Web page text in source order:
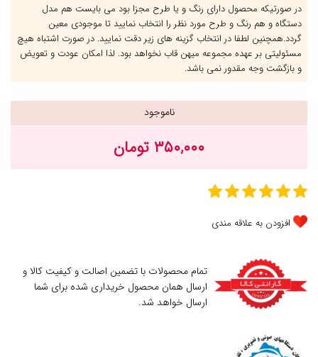
در صورتیکه محصول دارای رنگ و یا طرح مجزا بود می بایست هم مدل
دستگاه و هم رنگ و طرح مورد نظر را انتخاب نمایید تا موجودی معین
گردد.همچنین لطفا در انتخاب گزینه های زیر دقت نمایید. در صورت اشتباه هیچ
مسئولیتی بر عهده مجموعه میهن قاب نخواهد بود. لذا امکان عودت و تعویض
و بازگشت وجه مقدور نمی باشد.
ناموجود
۳۵۰,۰۰۰ تومان
افزودن به علاقه مندی
تمام محصولات با تضمین اصالت و کیفیت کالا و
ارسال همان محصول خریداری شده برای شما
ارسال خواهد شد.